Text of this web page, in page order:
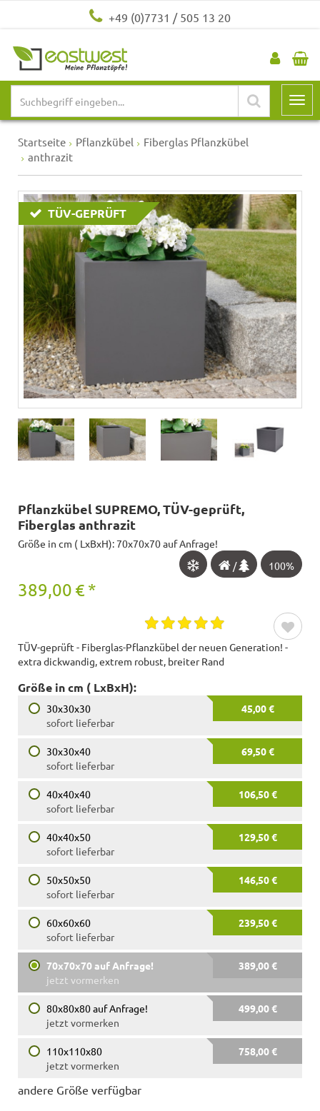
+49 (0)7731 / 505 13 20
Startseite Pflanzkübel
Fiberglas Pflanzkübel
anthrazit
TÜV-GEPRÜFT
Pflanzkübel SUPREMO, TÜV-geprüft,
Fiberglas anthrazit
Größe in cm ( LxBxH): 70x70x70 auf Anfrage!
100%
/
389,00 € *
TÜV-geprüft - Fiberglas-Pflanzkübel der neuen Generation! -
extra dickwandig, extrem robust, breiter Rand
Größe in cm ( LxBxH):
30x30x30
45,00 €
sofort lieferbar
30x30x40
69,50 €
sofort lieferbar
40x40x40
106,50 €
sofort lieferbar
40x40x50
129,50 €
sofort lieferbar
50x50x50
146,50 €
sofort lieferbar
60x60x60
239,50 €
sofort lieferbar
70x70x70 auf Anfrage!
389,00 €
jetzt vormerken
80x80x80 auf Anfrage!
499,00 €
jetzt vormerken
110x110x80
758,00 €
jetzt vormerken
andere Größe verfügbar